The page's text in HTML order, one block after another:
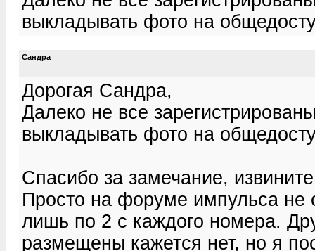
выкладывать фото на
Сандра
Дорогая Сандра,
Далеко не все
выкладывать фото на
Спасибо за замечание,
Просто на форуме импульса не
лишь по 2 с каждого номера.
размещены кажется нет, но я